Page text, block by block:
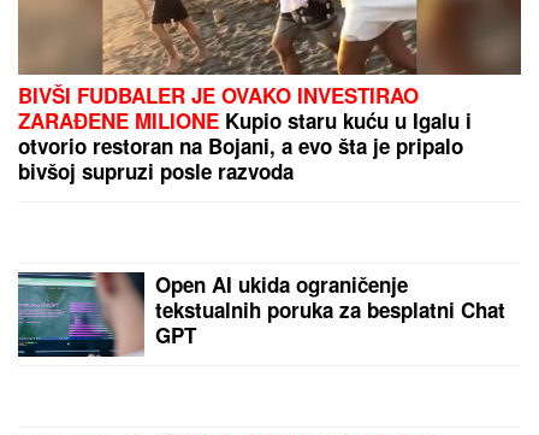
"RAZOČARALA SAM SE, MNOGI SU NESTALI
NAKON SAŠINE SMRTI"Suzana Jovanović otkrila
da su je zaboravili ljudi sa estrade: "Plaše se"
"VARA LJUDE I IZNUĐUJE NOVAC"
Poznati glumac na meni prevare,
ukrali mu identitet, pa traže ljudima